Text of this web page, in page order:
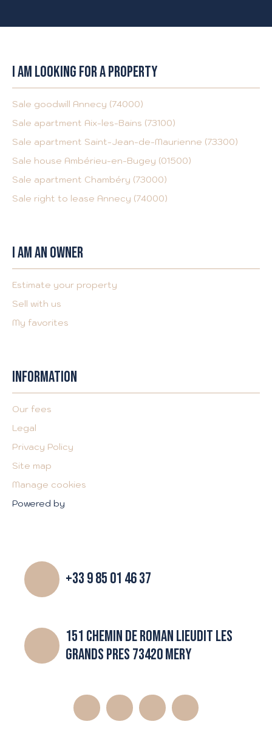
I AM LOOKING FOR A PROPERTY
Sale goodwill Annecy (74000)
Sale apartment Aix-les-Bains (73100)
Sale apartment Saint-Jean-de-Maurienne (73300)
Sale house Ambérieu-en-Bugey (01500)
Sale apartment Chambéry (73000)
Sale right to lease Annecy (74000)
I AM AN OWNER
Estimate your property
Sell with us
My favorites
INFORMATION
Our fees
Legal
Privacy Policy
Site map
Manage cookies
Powered by
+33 9 85 01 46 37
151 CHEMIN DE ROMAN LIEUDIT LES
GRANDS PRES 73420 MERY